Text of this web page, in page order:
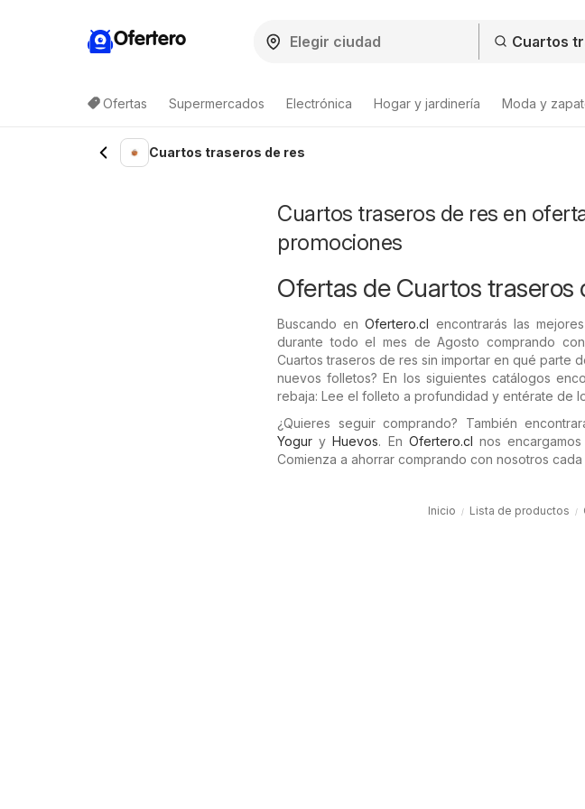
Ofertero
Ofertas Supermercados Electrónica Hogar y jardinería Moda y
Lista de productosCuartos traseros de res
Cuartos traseros de res en
promociones
Ofertas de Cuartos traseros
Buscando enOfertero.cl encontrarás las
durante todo el mes de Agosto comprando
Cuartos traseros de res sin importar en qué parte
nuevos folletos? En los siguientes catálogos
rebaja: Lee el folleto a profundidad y entérate de
¿Quieres seguir comprando? También
Yogur yHuevos. En Ofertero.cl nos
Comienza a ahorrar comprando con nosotros cada
Inicio Lista de productos